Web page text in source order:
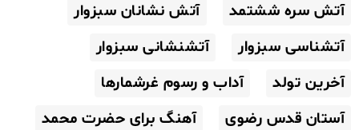
آتش سره ششتمد
آتش نشانان سبزوار
آتشناسی سبزوار
آتشنشانی سبزوار
آخرین تولد
آداب و رسوم غرشمارها
آستان قدس رضوی
آهنگ برای حضرت محمد